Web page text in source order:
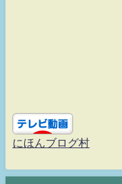
にほんブログ村